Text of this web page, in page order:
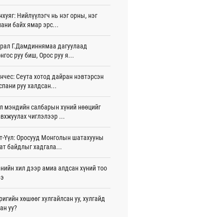
цаг 17 мин
Н.Амарзаяа: 32 хуудастай
дэвтэр долоо хоногт л дүүрдэг
цаг 26 мин
байна
12 цаг 01 мин
80 мянган евро хандивлажээ
11 цаг 30 мин
өртэй шатахуун импортлогч ААН-
дансыг битүүмжлэхгүй
11 цаг 20 мин
аагим халуун өдрүүд үргэлжилсээр
11 цаг 20 мин
шигшээ баг Азийн наадам-д
Нийлүүлэгч нь нэг орны, нэг
байх ямар эрс...
Г.Дамдиннямаа дагуулаад
руу биш, Орос руу я...
Сеута хотод дайран нэвтэрсэн
руу халдсан...
мэндийн салбарын хүний нөөцийг
чиглэлээр ...
Үүл: Оросууд Монголын шатахууны
байдлыг хадгала...
хил дээр амиа алдсан хүний тоо
хөшөөг хулгайлсан уу, хулгайд
уу?